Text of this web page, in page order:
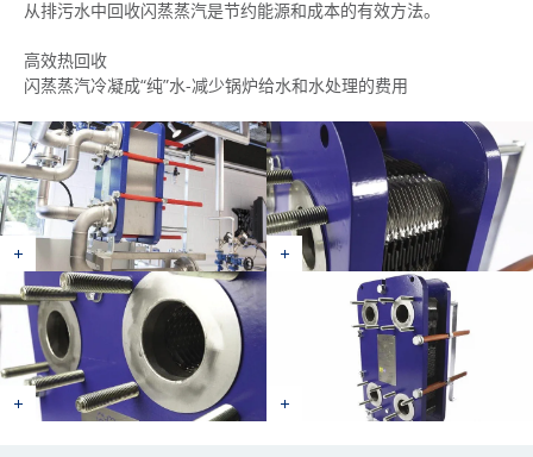
从排污水中回收闪蒸蒸汽是节约能源和成本的有效方法。
高效热回收
闪蒸蒸汽冷凝成“纯”水-减少锅炉给水和水处理的费用